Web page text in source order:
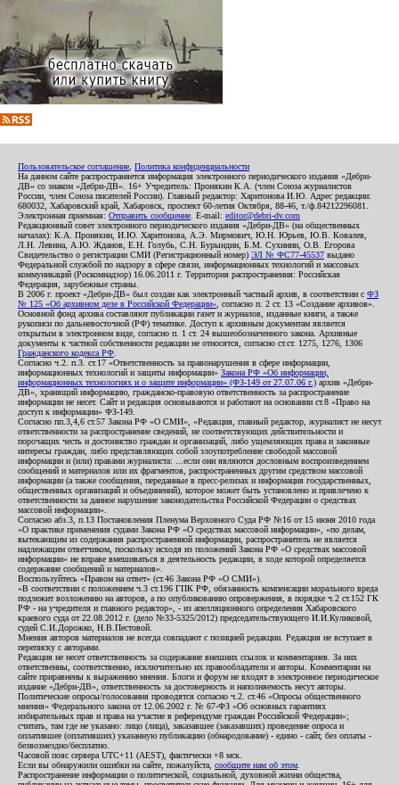
Пользовательское соглашение Политика конфиденциальности
На данном сайте распространяется информация электронного периодического издания «Дебри-
ДВ» со знаком «Дебри-ДВ». 16+ Учредитель: Пронякин К.А. (член Союза журналистов
России, член Союза писателей России). Главный редактор: Харитонова И.Ю. Адрес редакции:
680032, Хабаровский край, Хабаровск, проспект 60-летия Октября, 88-46, т./ф.84212296081.
Электронная приемная: Отправить сообщение . E-mail: editor@debri-dv.com
Редакционный совет электронного периодического издания «Дебри-ДВ» (на общественных
началах): К.А. Пронякин, И.Ю. Харитонова, А.Э. Мирмович, Ю.Н. Юрьев, Ю.В. Ковалев,
Л.Н. Левина, А.Ю. Жданов, Е.Н. Голубь, С.Н. Бурындин, Б.М. Сухинин, О.В. Егорова
Свидетельство о регистрации СМИ (Регистрационный номер) ЭЛ № ФС77-45537 выдано
Федеральной службой по надзору в сфере связи, информационных технологий и массовых
коммуникаций (Роскомнадзор) 16.06.2011 г. Территория распространения: Российская
Федерация, зарубежные страны.
В 2006 г. проект «Дебри-ДВ» был создан как электронный частный архив, в соответствии с ФЗ
№ 125 «Об архивном деле в Российской Федерации» , согласно п. 2 ст. 13 «Создание архивов».
Основной фонд архива составляют публикации газет и журналов, изданные книги, а также
рукописи по дальневосточной (РФ) тематике. Доступ к архивным документам является
открытым в электронном виде, согласно п. 1 ст. 24 вышеобозначенного закона. Архивные
документы к частной собственности редакции не относятся, согласно ст.ст. 1275, 1276, 1306
Гражданского кодекса РФ
Согласно ч.2. п.3. ст.17 «Ответственность за правонарушения в сфере информации,
информационных технологий и защиты информации» Закона РФ «Об информации,
информационных технологиях и о защите информации» (ФЗ-149 от 27.07.06 г.) архив «Дебри-
ДВ», хранящий информацию, гражданско-правовую ответственность за распространение
информации не несет. Сайт и редакция основываются и работают на основании ст.8 «Право на
доступ к информации» ФЗ-149.
Согласно пп.3,4,6 ст.57 Закона РФ «О СМИ», «Редакция, главный редактор, журналист не несут
ответственности за распространение сведений, не соответствующих действительности и
порочащих честь и достоинство граждан и организаций, либо ущемляющих права и законные
интересы граждан, либо представляющих собой злоупотребление свободой массовой
информации и (или) правами журналиста: ...если они являются дословным воспроизведением
сообщений и материалов или их фрагментов, распространенных другим средством массовой
информации (а также сообщения, переданные в пресс-релизах и информация государственных,
общественных организаций и объединений), которое может быть установлено и привлечено к
ответственности за данное нарушение законодательства Российской Федерации о средствах
массовой информации».
Согласно абз.3, п.13 Постановления Пленума Верховного Суда РФ №16 от 15 июня 2010 года
«О практике применения судами Закона РФ «О средствах массовой информации», «по делам,
вытекающим из содержания распространенной информации, распространитель не является
надлежащим ответчиком, поскольку исходя из положений Закона РФ «О средствах массовой
информации» не вправе вмешиваться в деятельность редакции, в ходе которой определяется
содержание сообщений и материалов».
Воспользуйтесь «Правом на ответ» (ст.46 Закона РФ «О СМИ»).
«В соответствии с положением ч.3 ст.196 ГПК РФ, обязанность компенсации морального вреда
подлежит возложению на авторов, а по опубликованию опровержения, в порядке ч.2 ст.152 ГК
РФ - на учредителя и главного редактор», - из апелляционного определения Хабаровского
краевого суда от 22.08.2012 г. (дело №33-5325/2012) председательствующего И.И.Куликовой,
судей С.И.Дорожко, Н.В.Пестовой.
Мнения авторов материалов не всегда совпадают с позицией редакции. Редакция не вступает в
переписку с авторами.
Редакция не несет ответственность за содержание внешних ссылок и комментариев. За них
ответственны, соответственно, исключительно их правообладатели и авторы. Комментарии на
сайте приравнены к выражению мнения. Блоги и форум не входят в электронное периодическое
издание «Дебри-ДВ», ответственность за достоверность и наполняемость несут авторы.
Политические опросы/голосования проводятся согласно ч.2. ст.46 «Опросы общественного
мнения» Федерального закона от 12.06.2002 г. № 67-ФЗ «Об основных гарантиях
избирательных прав и права на участие в референдуме граждан Российской Федерации»;
считать, там где не указано: лицо (лица), заказавшее (заказавших) проведение опроса и
оплатившее (оплативших) указанную публикацию (обнародование) - едино - сайт, без оплаты -
безвозмездно/бесплатно.
Часовой пояс сервера UTC+11 (AEST), фактически +8 мск.
Если вы обнаружили ошибки на сайте, пожалуйста, сообщите нам об этом
Распространение информации о политической, социальной, духовной жизни общества,